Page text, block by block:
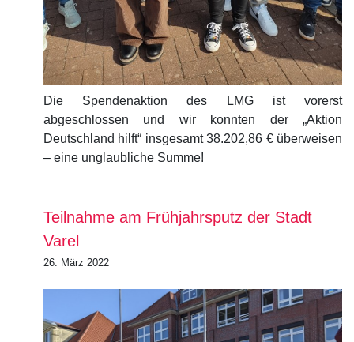
Die Spendenaktion des LMG ist vorerst
abgeschlossen und wir konnten der „Aktion
Deutschland hilft“ insgesamt 38.202,86 € überweisen
– eine unglaubliche Summe!
Teilnahme am Frühjahrsputz der Stadt
Varel
26. März 2022